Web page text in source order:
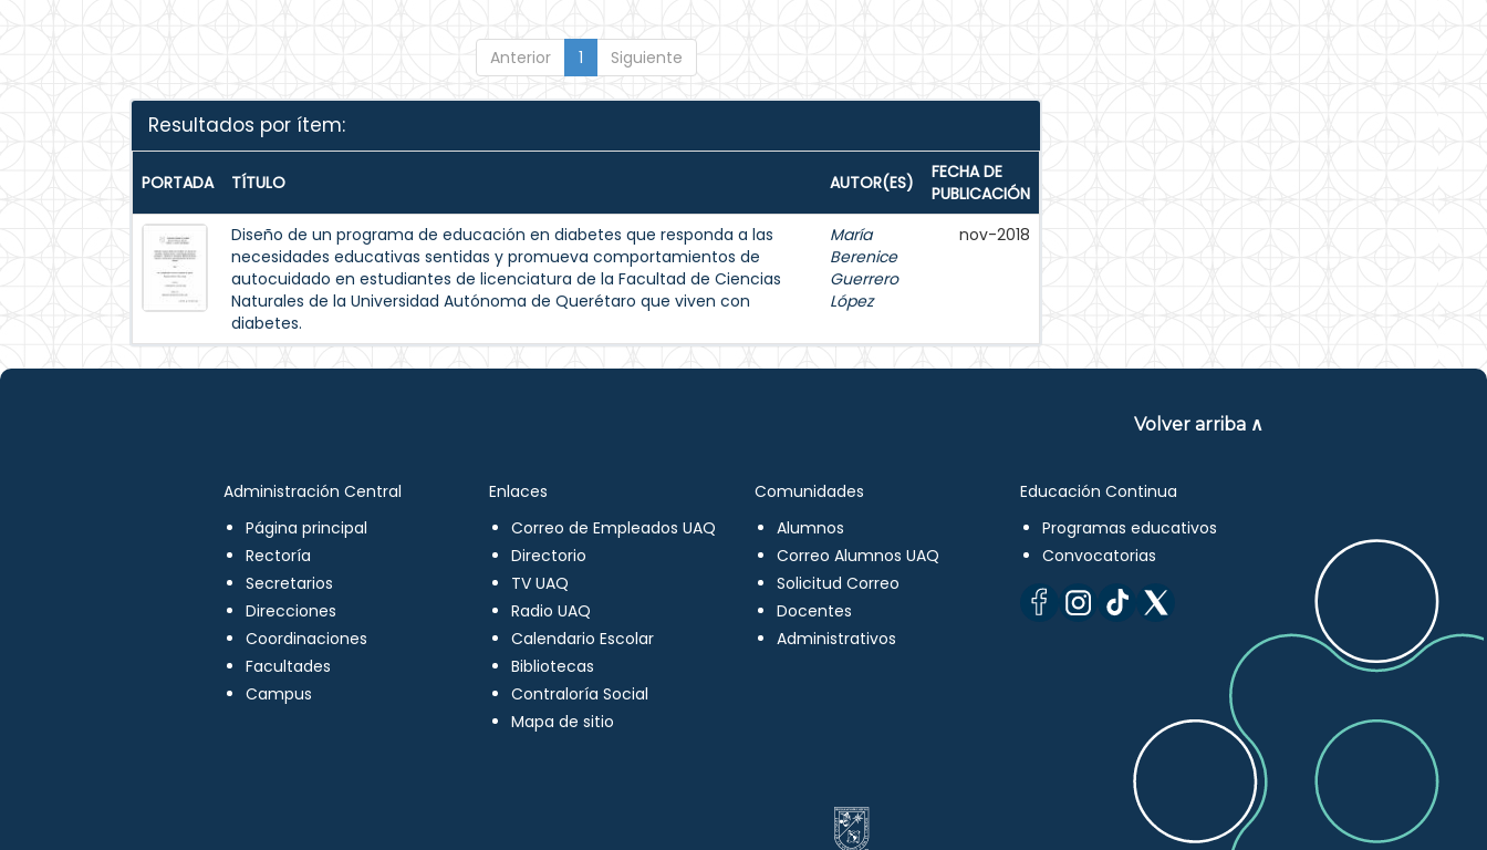
Anterior 1 Siguiente
Resultados por ítem:
PORTADA TÍTULO AUTOR(ES)
FECHA DE
PUBLICACIÓN
Diseño de un programa de educación en diabetes que responda a las
necesidades educativas sentidas y promueva comportamientos de
autocuidado en estudiantes de licenciatura de la Facultad de Ciencias
Naturales de la Universidad Autónoma de Querétaro que viven con
diabetes.
María
Berenice
Guerrero
López
nov-2018
Volver arriba ∧
Administración Central
Página principal
Rectoría
Secretarios
Direcciones
Coordinaciones
Facultades
Campus
Enlaces
Correo de Empleados UAQ
Directorio
TV UAQ
Radio UAQ
Calendario Escolar
Bibliotecas
Contraloría Social
Mapa de sitio
Comunidades
Alumnos
Correo Alumnos UAQ
Solicitud Correo
Docentes
Administrativos
Educación Continua
Programas educativos
Convocatorias